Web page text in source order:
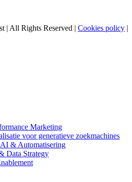
| All Rights Reserved | Cookies policy |
Marketing
voor generatieve zoekmachines
& Automatisering
Data Strategy